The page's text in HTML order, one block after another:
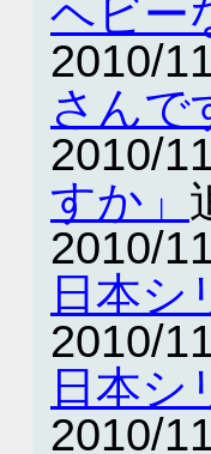
ヘビー
2010/
さんで
2010/
すか」
2010/
日本シ
2010/
日本シ
2010/